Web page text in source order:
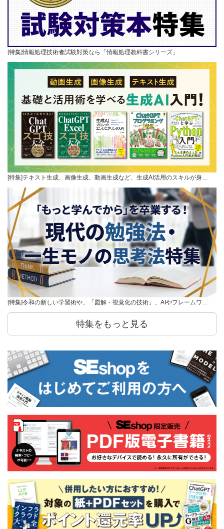
[特集]情報処理技術者試験対策なら「情報処理教科書シリーズ」
[特集]テキスト生成、画像生成、動画生成など、生成AI活用のスキルが身…
[特集]令和の新しい学習術や、「図解・視覚化の技術」、AIやフレームワ…
特集をもっと見る